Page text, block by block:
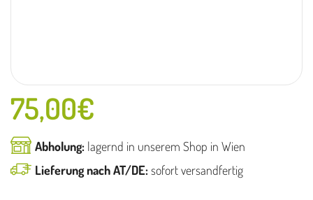
75,00€
Abholung: lagernd in unserem Shop in Wien
Lieferung nach AT/DE:sofort versandfertig